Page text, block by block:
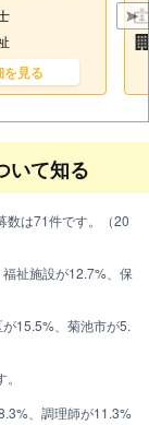
を見る
いて知る
数は71件です。（20
祉施設が12.7%、保
15.5%、菊池市が5.
、調理師が11.3%